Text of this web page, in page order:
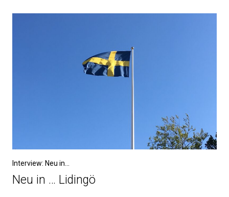
Interview: Neu in...
Neu in … Lidingö